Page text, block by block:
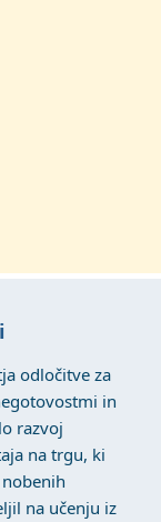
odločitve za
in
razvoj
na trgu, ki
na učenju iz